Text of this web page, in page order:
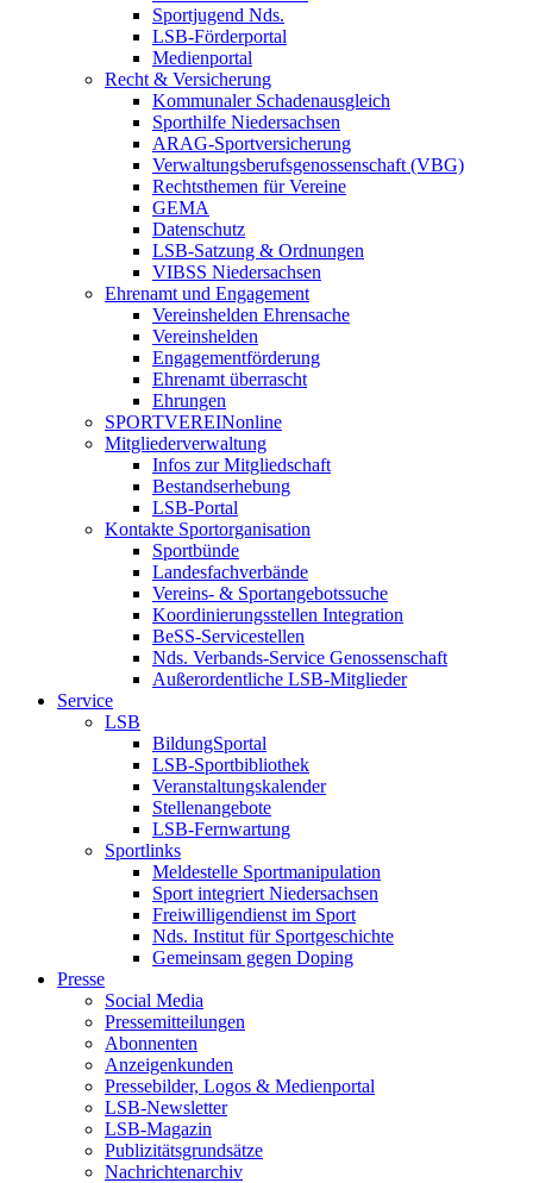
Sportjugend Nds.
LSB-Förderportal
Medienportal
Recht & Versicherung
Kommunaler Schadenausgleich
Sporthilfe Niedersachsen
ARAG-Sportversicherung
Verwaltungsberufsgenossenschaft (VBG)
Rechtsthemen für Vereine
GEMA
Datenschutz
LSB-Satzung & Ordnungen
VIBSS Niedersachsen
Ehrenamt und Engagement
Vereinshelden Ehrensache
Vereinshelden
Engagementförderung
Ehrenamt überrascht
Ehrungen
SPORTVEREINonline
Mitgliederverwaltung
Infos zur Mitgliedschaft
Bestandserhebung
LSB-Portal
Kontakte Sportorganisation
Sportbünde
Landesfachverbände
Vereins- & Sportangebotssuche
Koordinierungsstellen Integration
BeSS-Servicestellen
Nds. Verbands-Service Genossenschaft
Außerordentliche LSB-Mitglieder
Service
LSB
BildungSportal
LSB-Sportbibliothek
Veranstaltungskalender
Stellenangebote
LSB-Fernwartung
Sportlinks
Meldestelle Sportmanipulation
Sport integriert Niedersachsen
Freiwilligendienst im Sport
Nds. Institut für Sportgeschichte
Gemeinsam gegen Doping
Presse
Social Media
Pressemitteilungen
Abonnenten
Anzeigenkunden
Pressebilder, Logos & Medienportal
LSB-Newsletter
LSB-Magazin
Publizitätsgrundsätze
Nachrichtenarchiv